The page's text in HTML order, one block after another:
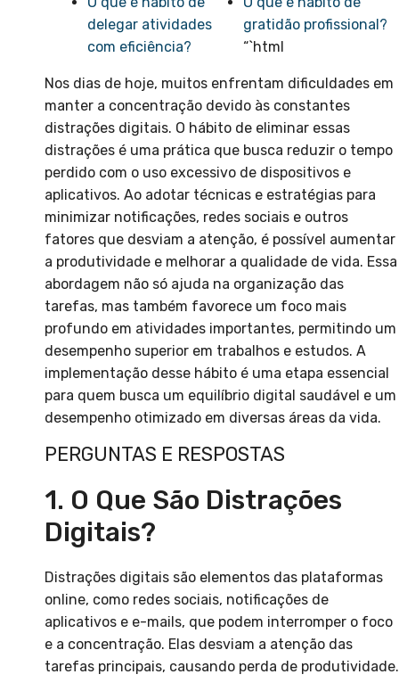
delegar atividades
com eficiência?
gratidão profissional?
“`html
Nos dias de hoje, muitos enfrentam dificuldades em
manter a concentração devido às constantes
distrações digitais. O hábito de eliminar essas
distrações é uma prática que busca reduzir o tempo
perdido com o uso excessivo de dispositivos e
aplicativos. Ao adotar técnicas e estratégias para
minimizar notificações, redes sociais e outros
fatores que desviam a atenção, é possível aumentar
a produtividade e melhorar a qualidade de vida. Essa
abordagem não só ajuda na organização das
tarefas, mas também favorece um foco mais
profundo em atividades importantes, permitindo um
desempenho superior em trabalhos e estudos. A
implementação desse hábito é uma etapa essencial
para quem busca um equilíbrio digital saudável e um
desempenho otimizado em diversas áreas da vida.
PERGUNTAS E RESPOSTAS
1. O Que São Distrações
Digitais?
Distrações digitais são elementos das plataformas
online, como redes sociais, notificações de
aplicativos e e-mails, que podem interromper o foco
e a concentração. Elas desviam a atenção das
tarefas principais, causando perda de produtividade.